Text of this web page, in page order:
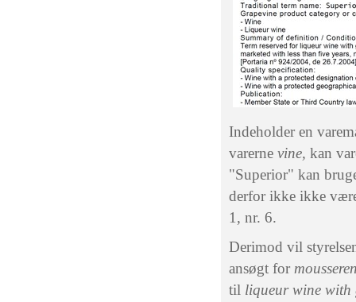
Indeholder en
varerne vine, kan
"Superior" kan
derfor ikke ikke
1, nr. 6.
Derimod vil
ansøgt for
til liqueur wine with